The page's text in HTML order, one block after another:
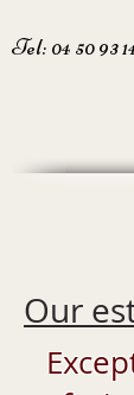
Tel: 04 50 93
Our